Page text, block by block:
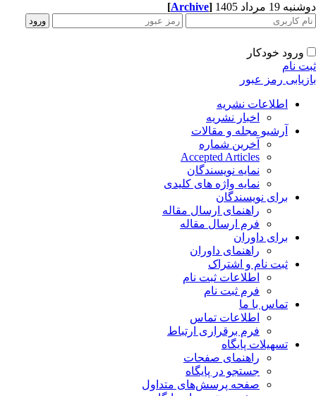
19 مرداد 1405 [Archive]
ورود خودکار
نام
رمز عبور
اطلاعات نشریه
اخبار نشریه
آرشیو مجله و مقالات
آخرین شماره
Accepted Articles
نمایه نویسندگان
نمایه واژه های کلیدی
برای نویسندگان
راهنمای ارسال مقاله
فرم ارسال مقاله
برای داوران
راهنمای داوران
ثبت نام و اشتراک
اطلاعات ثبت نام
فرم ثبت نام
تماس با ما
اطلاعات تماس
فرم برقراری ارتباط
تسهیلات پایگاه
راهنمای صفحات
جستجو در پایگاه
صفحه پرسش‌های متداول